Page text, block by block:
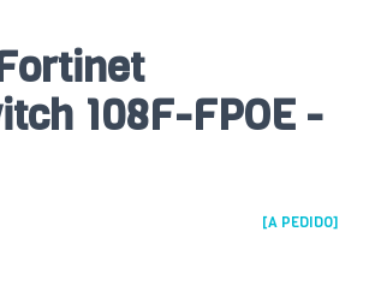
108F-FPOE -
[A PEDIDO]